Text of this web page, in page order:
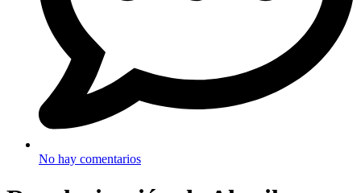
No hay comentarios